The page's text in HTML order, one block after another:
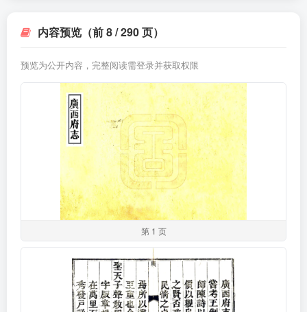
内容预览（前 8 / 290 页）
预览为公开内容，完整阅读需登录并获取权限
第 1 页